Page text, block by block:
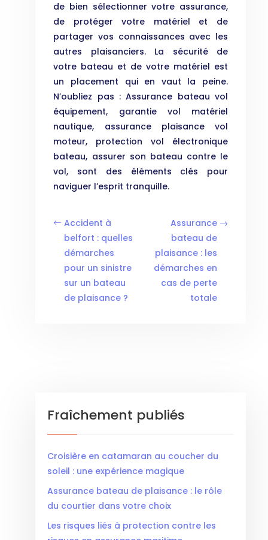
de bien sélectionner votre assurance,
de protéger votre matériel et de
partager vos connaissances avec les
autres plaisanciers. La sécurité de
votre bateau et de votre matériel est
un placement qui en vaut la peine.
N’oubliez pas : Assurance bateau vol
équipement, garantie vol matériel
nautique, assurance plaisance vol
moteur, protection vol électronique
bateau, assurer son bateau contre le
vol, sont des éléments clés pour
naviguer l’esprit tranquille.
Accident à
belfort : quelles
démarches
pour un sinistre
sur un bateau
de plaisance ?
Assurance
bateau de
plaisance : les
démarches en
cas de perte
totale
Fraîchement publiés
Croisière en catamaran au coucher du
soleil : une expérience magique
Assurance bateau de plaisance : le rôle
du courtier dans votre choix
Les risques liés à protection contre les